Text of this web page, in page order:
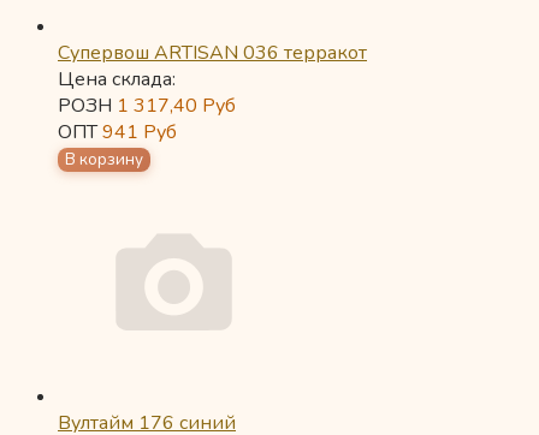
Супервош ARTISAN 036 терракот
Цена склада:
РОЗН 1 317,40 Руб
ОПТ941 Руб
Вултайм 176 синий